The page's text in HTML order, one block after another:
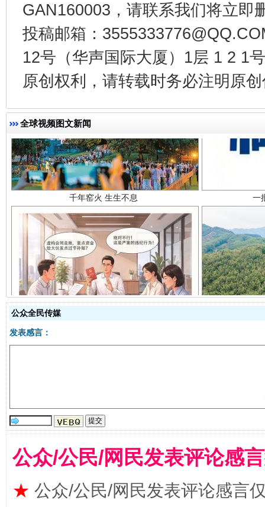
GAN160003，请联系我们将立即
投稿邮箱：
12号（华声国际大厦）1层 1 2 1
原创权利，请转载时务必注明原
全球视频图文新闻千年窑火 生生不息
揭开“小金库”的免责幌子
公众全民传媒
发表感言：
公众/公民/网民发表评论感
★ 公众/公民/网民发表评论感言